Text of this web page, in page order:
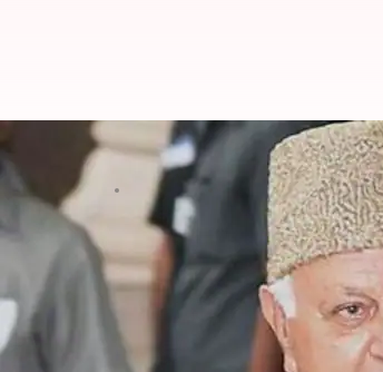
फारुक अब्दुला बोले- राम
प्रमोद कुमार Jan 04, 2019 05:20 pm
क्या है खबर?
सुप्रीम कोर्ट ने अयोध्या में विवादित
आज सुबह कोर्ट ने इस मामले की अगली
अब इस मामले पर अलग-अलग पक्षों की